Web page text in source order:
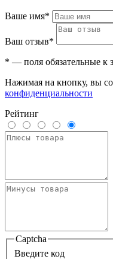
Ваше имя*
Ваш отзыв*
* — поля обязательные к
Нажимая на кнопку, вы
конфиденциальности
Рейтинг
Captcha
Введите код